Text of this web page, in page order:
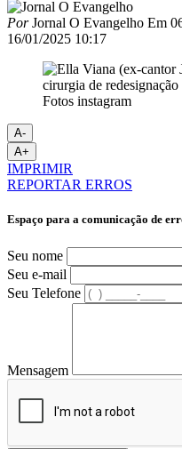
PorJornal O Evangelho Em
16/01/2025 10:17
Fotos instagram
A-
A+
IMPRIMIR
REPORTAR ERROS
Espaço para a comunicação de
Seu nome
Seu e-mail
Seu Telefone
Mensagem